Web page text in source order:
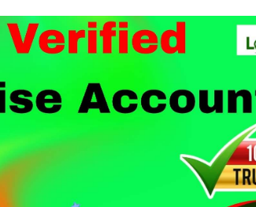
cảnh báo exploit mới trên LND có thể
người dùng cần cập nhật ngay. XRP
Wall Street trị giá 530 triệu USD.
với đòn bẩy cao khi Funding Rate BTC chỉ ở
hội tích lũy dài hạn nhưng cần chờ xác nhận
đủ tại dòng thời gian của Vlike.vn!
#lightningexploit #xrpledger